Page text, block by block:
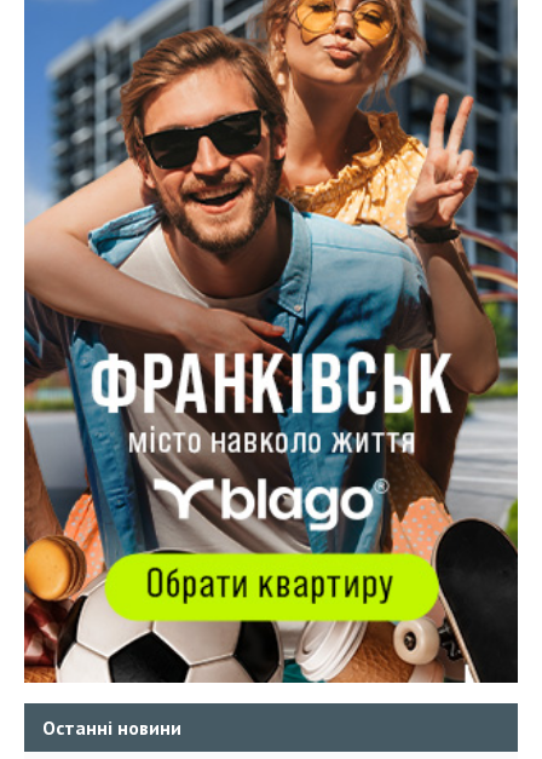
Останні новини